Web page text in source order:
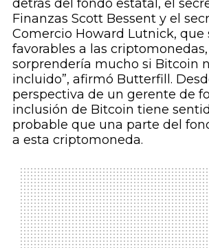
detrás del fondo estatal, el
Finanzas Scott Bessent y el
Comercio Howard Lutnick, que
favorables a las
sorprendería mucho si Bitcoin
incluido”, afirmó Butterfill.
perspectiva de un gerente de
inclusión de Bitcoin tiene
probable que una parte del
a esta criptomoneda.